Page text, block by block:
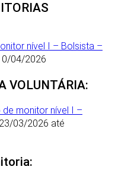
nível I – Bolsista –
04/2026
VOLUNTÁRIA:
monitor nível I –
03/2026 até